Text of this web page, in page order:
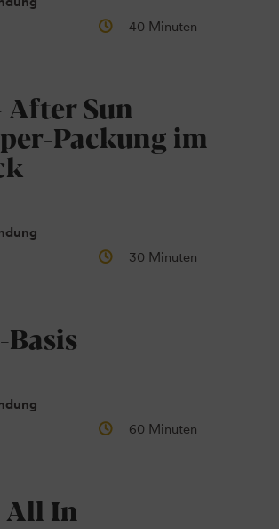
40 Minuten
After Sun
Packung im
30 Minuten
60 Minuten
All In